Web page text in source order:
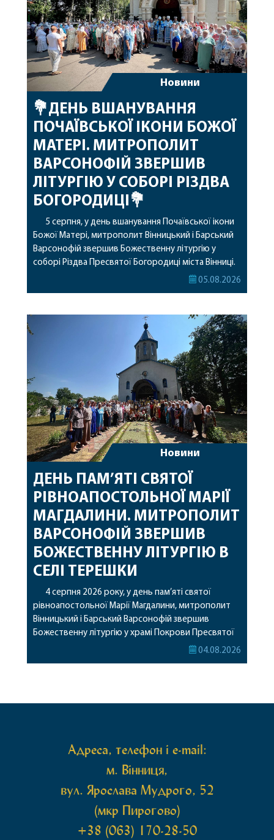
Новини
💐ДЕНЬ ВШАНУВАННЯ
ПОЧАЇВСЬКОЇ ІКОНИ БОЖОЇ
МАТЕРІ. МИТРОПОЛИТ
ВАРСОНОФІЙ ЗВЕРШИВ
ЛІТУРГІЮ У СОБОРІ РІЗДВА
БОГОРОДИЦІ💐
5 серпня, у день вшанування Почаївської ікони
Божої Матері, митрополит Вінницький і Барський
Варсонофій звершив Божественну літургію у
соборі Різдва Пресвятої Богородиці міста Вінниці.
Його Високопреосвященству співслужили
священному сані. Під час богослужіння підносилися
особливі молитви за мир в Україні, за воїнів, які
05.08.2026
Новини
ДЕНЬ ПАМ’ЯТІ СВЯТОЇ
РІВНОАПОСТОЛЬНОЇ МАРІЇ
МАГДАЛИНИ. МИТРОПОЛИТ
ВАРСОНОФІЙ ЗВЕРШИВ
БОЖЕСТВЕННУ ЛІТУРГІЮ В
СЕЛІ ТЕРЕШКИ
4 серпня 2026 року, у день пам’яті святої
рівноапостольної Марії Магдалини, митрополит
Вінницький і Барський Варсонофій звершив
Божественну літургію у храмі Покрови Пресвятої
Богородиці села Терешки Барського благочиння.
04.08.2026
Адреса, телефон і e-mail:
м. Вінниця,
вул. Ярослава Мудрого, 52
(мкр Пирогово)
+38 (063) 170-28-50